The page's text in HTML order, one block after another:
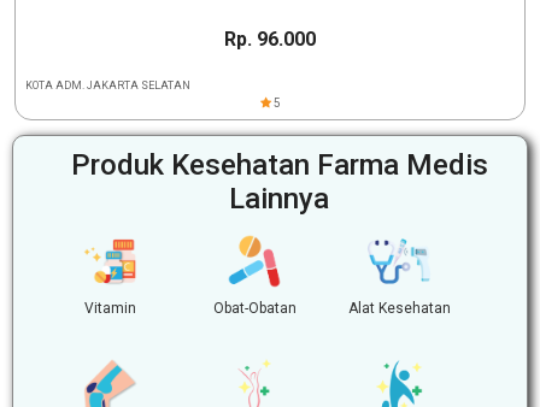
Rp. 96.000
KOTA ADM. JAKARTA SELATAN
5
Produk Kesehatan Farma Medis
Lainnya
Vitamin Obat-Obatan Alat Kesehatan